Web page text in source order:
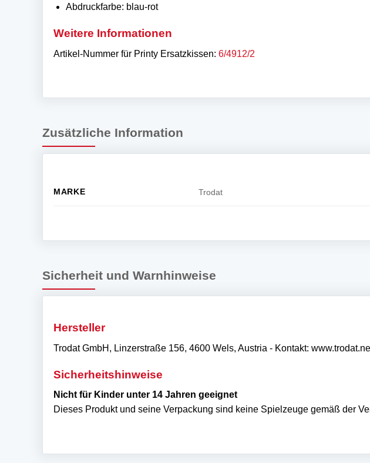
Abdruckfarbe: blau-rot
Weitere Informationen
Artikel-Nummer für Printy Ersatzkissen: 6/4912/2
Zusätzliche Information
MARKE Trodat
Sicherheit und Warnhinweise
Hersteller
Trodat GmbH, Linzerstraße 156, 4600 Wels, Austria - Kontakt:
Sicherheitshinweise
Nicht für Kinder unter 14 Jahren geeignet
Dieses Produkt und seine Verpackung sind keine Spielzeuge gemäß der